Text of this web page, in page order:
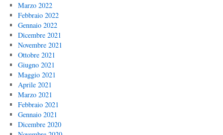
Marzo 2022
Febbraio 2022
Gennaio 2022
Dicembre 2021
Novembre 2021
Ottobre 2021
Giugno 2021
Maggio 2021
Aprile 2021
Marzo 2021
Febbraio 2021
Gennaio 2021
Dicembre 2020